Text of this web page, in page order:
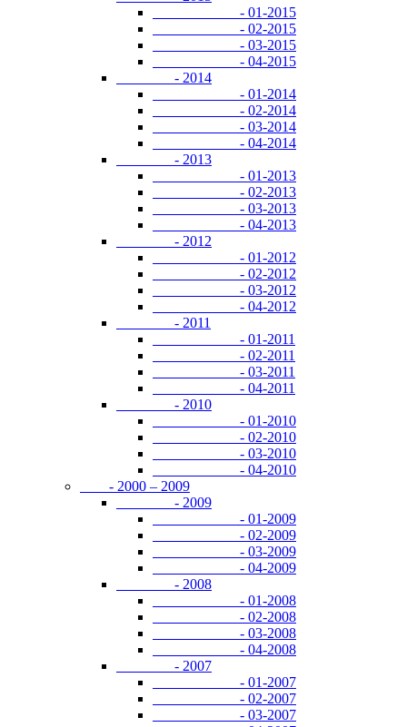
- 01-2015
- 02-2015
- 03-2015
- 04-2015
- 2014
- 01-2014
- 02-2014
- 03-2014
- 04-2014
- 2013
- 01-2013
- 02-2013
- 03-2013
- 04-2013
- 2012
- 01-2012
- 02-2012
- 03-2012
- 04-2012
- 2011
- 01-2011
- 02-2011
- 03-2011
- 04-2011
- 2010
- 01-2010
- 02-2010
- 03-2010
- 04-2010
- 2000 – 2009
- 2009
- 01-2009
- 02-2009
- 03-2009
- 04-2009
- 2008
- 01-2008
- 02-2008
- 03-2008
- 04-2008
- 2007
- 01-2007
- 02-2007
- 03-2007